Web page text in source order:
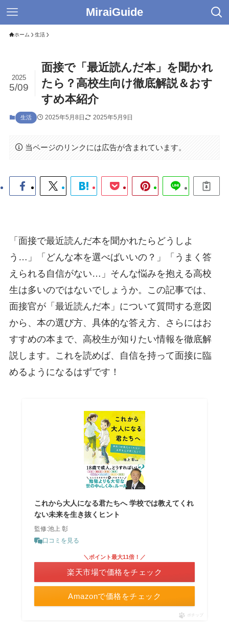
MiraiGuide
ホーム 生活
面接で「最近読んだ本」を聞かれ
たら？高校生向け徹底解説＆おす
すめ本紹介
2025
5/09
生活 2025年5月8日 2025年5月9日
当ページのリンクには広告が含まれています。
「面接で最近読んだ本を聞かれたらどうしよ
う…」「どんな本を選べばいいの？」「うまく答
えられる自信がない…」そんな悩みを抱える高校
生は多いのではないでしょうか。この記事では、
面接官が「最近読んだ本」について質問する意図
から、本の選び方、具体的な答え方、さらにはお
すすめの本まで、高校生が知りたい情報を徹底解
説します。これを読めば、自信を持って面接に臨
めるようになるはずです！
これから大人になる君たちへ 学校では教えてくれ
ない未来を生き抜くヒント
監修:池上 彰
口コミを見る
Amazonで価格をチェック
＼ポイント最大11倍！／
楽天市場で価格をチェック
ポチップ